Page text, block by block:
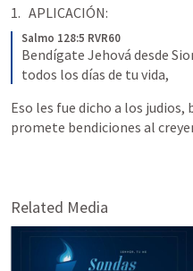
APLICACIÓN:
Salmo 128:5 RVR60
Bendígate Jehová desde
todos los días de tu vida,
Eso les fue dicho a los judios,
promete bendiciones al
Related Media